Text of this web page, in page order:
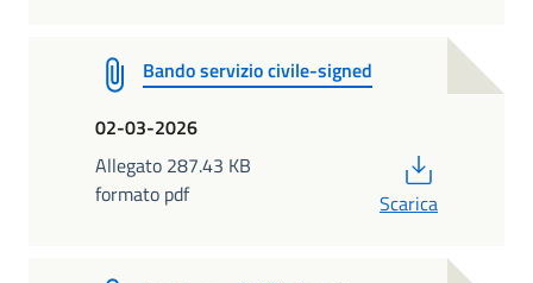
Bando servizio civile-signed
02-03-2026
Allegato 287.43 KB
formato pdf
Scarica